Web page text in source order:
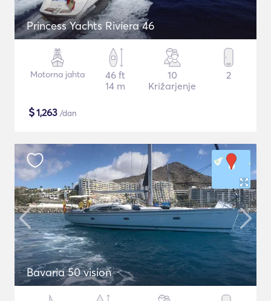
Princess Yachts Riviera 46
Motorna jahta
46 ft
14 m
10
Križarjenje
2
$1,263 /dan
Bavaria 50 vision